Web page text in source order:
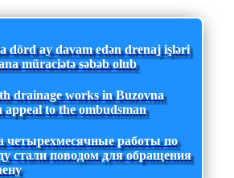
dörd ay davam edən drenaj işləri
müraciətə səbəb olub
drainage works in Buzovna
appeal to the ombudsman
четырехмесячные работы по
стали поводом для обращения